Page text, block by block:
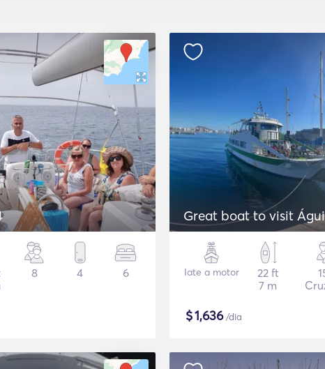
8 4 6
Great boat to visit
Iate a motor
22 ft
7 m
$1,636/dia